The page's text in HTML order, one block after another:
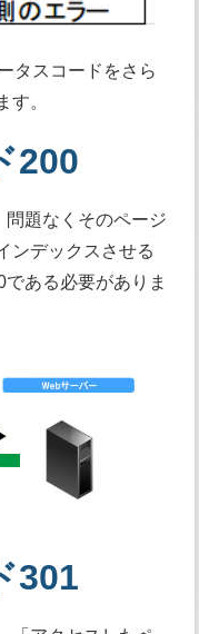
タスコードをさら
す。
200
問題なくそのページ
ンデックスさせる
ある必要がありま
301